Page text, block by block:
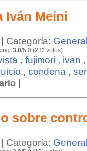
Iván Meini
Categoría: General
3.0/5.0 (232 votos)
, fujimori , ivan
juicio , condena ,
|
sobre
Categoría: General